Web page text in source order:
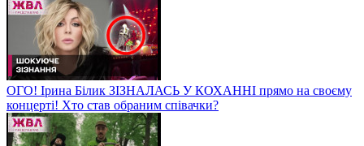
ОГО! Ірина Білик ЗІЗНАЛАСЬ У КОХАННІ прямо на своєму
концерті! Хто став обраним співачки?